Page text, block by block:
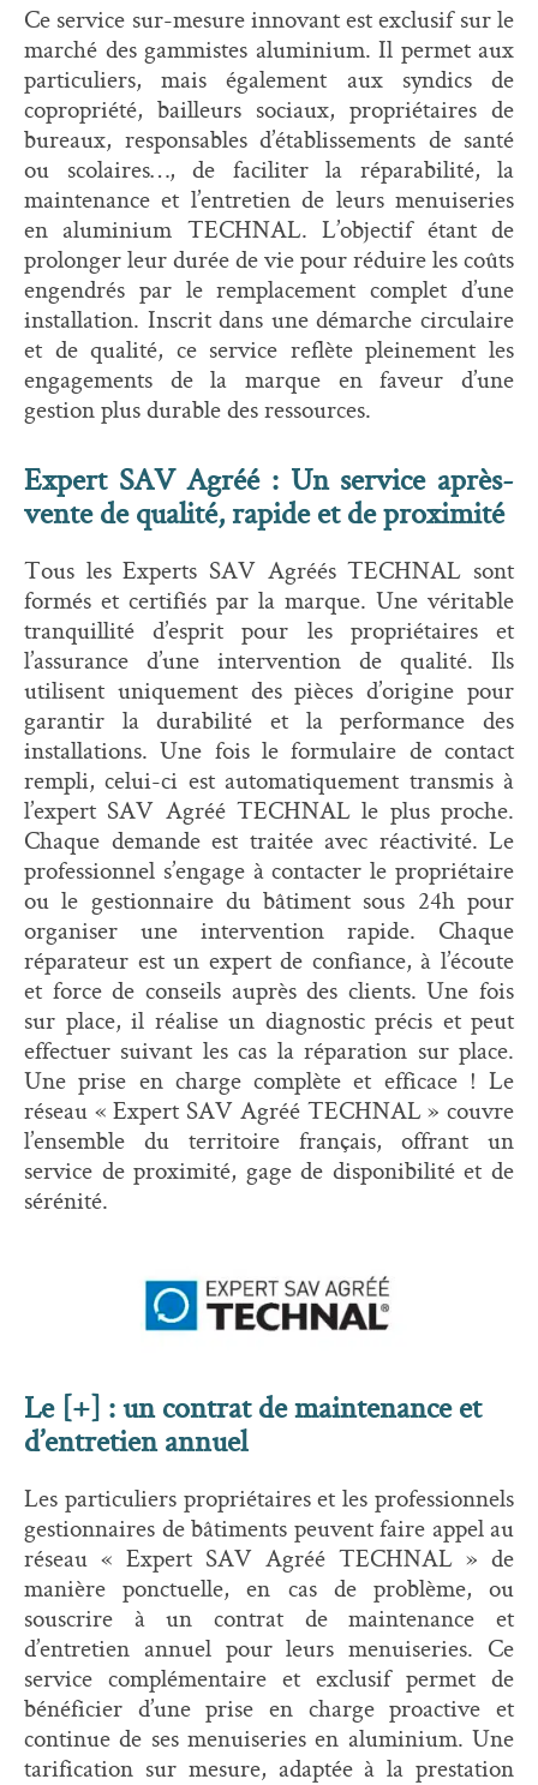
Ce service sur-mesure innovant est exclusif sur le
marché des gammistes aluminium. Il permet aux
particuliers, mais également aux syndics de
copropriété, bailleurs sociaux, propriétaires de
bureaux, responsables d’établissements de santé
ou scolaires…, de faciliter la réparabilité, la
maintenance et l’entretien de leurs menuiseries
en aluminium TECHNAL. L’objectif étant de
prolonger leur durée de vie pour réduire les coûts
engendrés par le remplacement complet d’une
installation. Inscrit dans une démarche circulaire
et de qualité, ce service reflète pleinement les
engagements de la marque en faveur d’une
gestion plus durable des ressources.
Expert SAV Agréé : Un service après-
vente de qualité, rapide et de proximité
Tous les Experts SAV Agréés TECHNAL sont
formés et certifiés par la marque. Une véritable
tranquillité d’esprit pour les propriétaires et
l’assurance d’une intervention de qualité. Ils
utilisent uniquement des pièces d’origine pour
garantir la durabilité et la performance des
installations. Une fois le formulaire de contact
rempli, celui-ci est automatiquement transmis à
l’expert SAV Agréé TECHNAL le plus proche.
Chaque demande est traitée avec réactivité. Le
professionnel s’engage à contacter le propriétaire
ou le gestionnaire du bâtiment sous 24h pour
organiser une intervention rapide. Chaque
réparateur est un expert de confiance, à l’écoute
et force de conseils auprès des clients. Une fois
sur place, il réalise un diagnostic précis et peut
effectuer suivant les cas la réparation sur place.
Une prise en charge complète et efficace ! Le
réseau « Expert SAV Agréé TECHNAL » couvre
l’ensemble du territoire français, offrant un
service de proximité, gage de disponibilité et de
sérénité.
Le [+] : un contrat de maintenance et
d’entretien annuel
Les particuliers propriétaires et les professionnels
gestionnaires de bâtiments peuvent faire appel au
réseau « Expert SAV Agréé TECHNAL » de
manière ponctuelle, en cas de problème, ou
souscrire à un contrat de maintenance et
d’entretien annuel pour leurs menuiseries. Ce
service complémentaire et exclusif permet de
bénéficier d’une prise en charge proactive et
continue de ses menuiseries en aluminium. Une
tarification sur mesure, adaptée à la prestation